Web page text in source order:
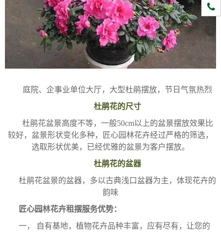
庭院、企事业单位大厅，大型杜鹃摆放，节日气氛热烈
杜鹃花的尺寸
杜鹃花盆景高度不等，一般50cm以上的盆景摆放效果比
较好，盆景形状变化多种，匠心园林花卉经过严格的筛选，
选取形状优美，已经优雅的盆景为客户摆放。
杜鹃花的盆器
杜鹃花盆景的盆器，多以古典浅口盆器为主，体现花卉的
韵味
匠心园林花卉租摆服务优势：
一， 自有基地，植物花卉品种丰富，应有尽有，让您的